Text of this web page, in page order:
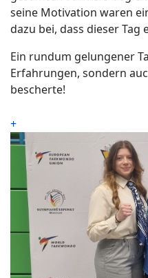
seine Motivation waren
dazu bei, dass dieser
Ein rundum gelungener
Erfahrungen, sondern
bescherte!
+